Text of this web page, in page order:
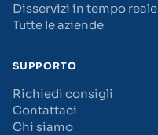
Disservizi in tempo reale
Tutte le aziende
SUPPORTO
Richiedi consigli
Contattaci
Chi siamo